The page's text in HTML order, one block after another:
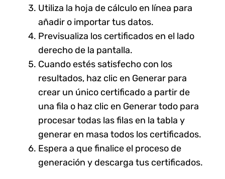
Utiliza la hoja de cálculo en línea para
añadir o importar tus datos.
Previsualiza los certificados en el lado
derecho de la pantalla.
Cuando estés satisfecho con los
resultados, haz clic en Generar para
crear un único certificado a partir de
una fila o haz clic en Generar todo para
procesar todas las filas en la tabla y
generar en masa todos los certificados.
Espera a que finalice el proceso de
generación y descarga tus certificados.